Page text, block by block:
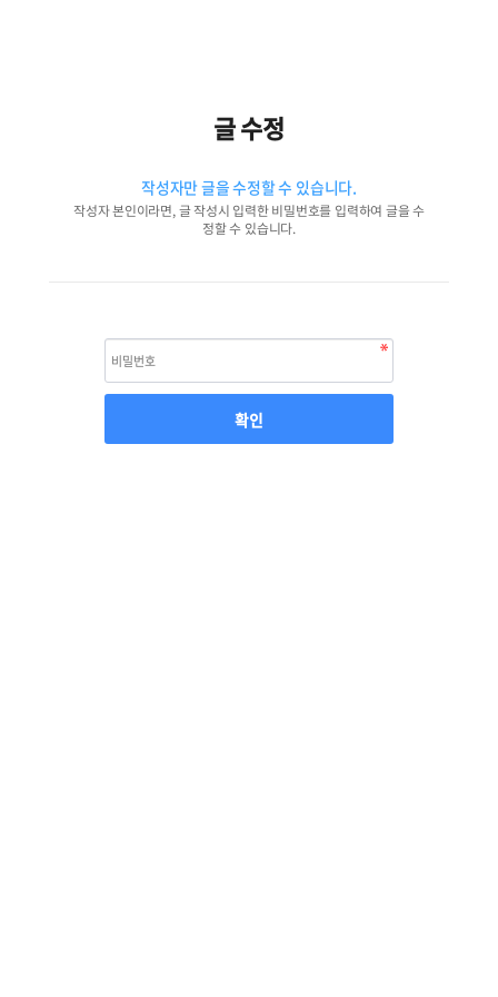
글 수정
작성자만 글을 수정할 수 있습니다.
작성자 본인이라면, 글 작성시 입력한 비밀번호를 입력하여 글을 수
정할 수 있습니다.